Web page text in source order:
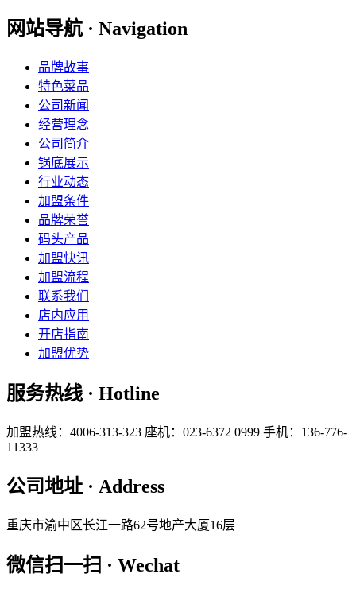
网站导航 · Navigation
品牌故事
特色菜品
公司新闻
经营理念
公司简介
锅底展示
行业动态
加盟条件
品牌荣誉
码头产品
加盟快讯
加盟流程
联系我们
店内应用
开店指南
加盟优势
服务热线 · Hotline
加盟热线：4006-313-323 座机：023-6372 0999 手机：136-776-
11333
公司地址 · Address
重庆市渝中区长江一路62号地产大厦16层
微信扫一扫 · Wechat